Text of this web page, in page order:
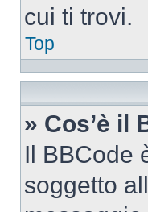
cui ti trovi.
Top
» Cos’è il
Il BBCode
soggetto